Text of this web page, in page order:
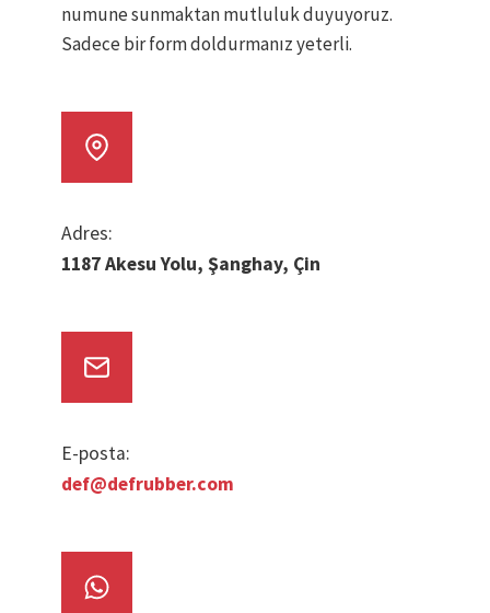
numune sunmaktan mutluluk duyuyoruz.
Sadece bir form doldurmanız yeterli.
Adres:
1187 Akesu Yolu, Şanghay, Çin
E-posta:
def@defrubber.com